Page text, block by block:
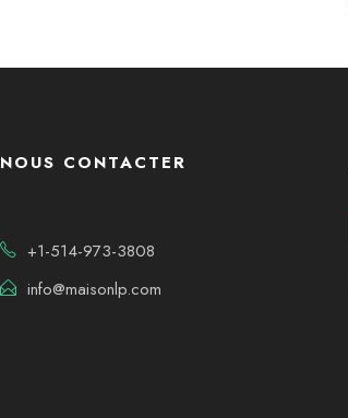
NOUS CONTACTER
+1-514-973-3808
info@maisonlp.com